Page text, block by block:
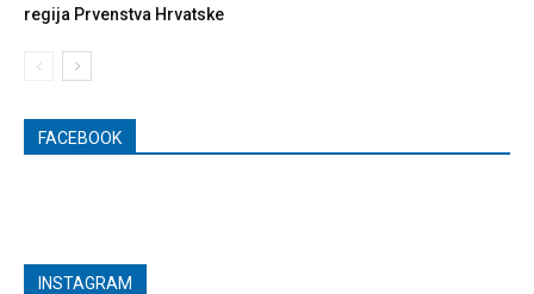
regija Prvenstva Hrvatske
FACEBOOK
INSTAGRAM